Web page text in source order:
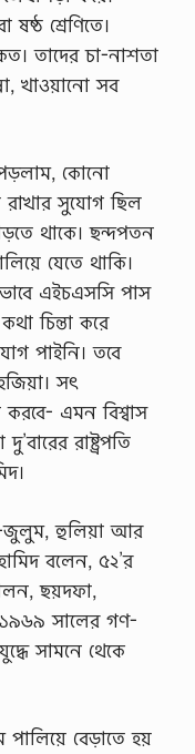
শ্রেণিতে।
তাদের চা-নাশতা
খাওয়ানো সব
পড়লাম, কোনো
রাখার সুযোগ ছিল
থাকে। ছন্দপতন
যেতে থাকি।
এইচএসসি পাস
চিন্তা করে
পাইনি। তবে
সৎ
এমন বিশ্বাস
রাষ্ট্রপতি
জুলুম, হুলিয়া আর
বলেন, ৫২’র
ছয়দফা,
সালের গণ-
সামনে থেকে
পালিয়ে বেড়াতে হয়